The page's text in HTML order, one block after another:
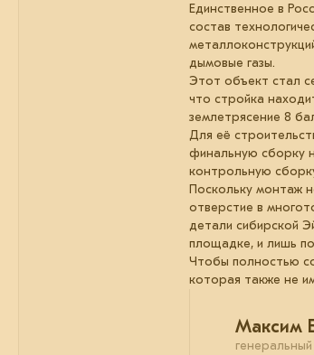
Единственное в
состав
дымовые газы.
Этот объект стал
что стройка
землетрясение 8
Для её
финальную сборку
контрольную
Поскольку монтаж
отверстие в
детали сибирской
площадке, и лишь
Чтобы полностью
которая также не
Максим